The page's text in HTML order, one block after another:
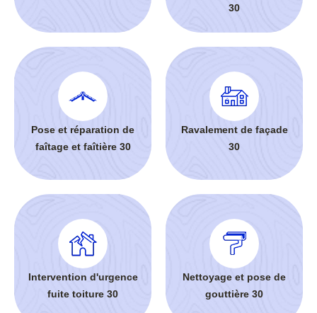
30
Pose et réparation de
faîtage et faîtière 30
Ravalement de façade
30
Intervention d'urgence
fuite toiture 30
Nettoyage et pose de
gouttière 30